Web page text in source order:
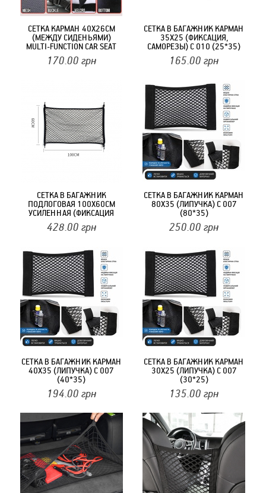
СЕТКА КАРМАН 40X26СМ
(МЕЖДУ СИДЕНЬЯМИ)
MULTI-FUNCTION CAR SEAT
NET STORAGE
170.00 грн
СЕТКА В БАГАЖНИК КАРМАН
35Х25 (ФИКСАЦИЯ,
САМОРЕЗЫ) С 010 (25*35)
165.00 грн
СЕТКА В БАГАЖНИК
ПОДЛОГОВАЯ 100Х60СМ
УСИЛЕННАЯ (ФИКСАЦИЯ
БАГАЖА, КРЮЧКИ) С 001
(100*60)
428.00 грн
СЕТКА В БАГАЖНИК КАРМАН
80Х35 (ЛИПУЧКА) С 007
(80*35)
250.00 грн
СЕТКА В БАГАЖНИК КАРМАН
40Х35 (ЛИПУЧКА) С 007
(40*35)
194.00 грн
СЕТКА В БАГАЖНИК КАРМАН
30Х25 (ЛИПУЧКА) С 007
(30*25)
135.00 грн